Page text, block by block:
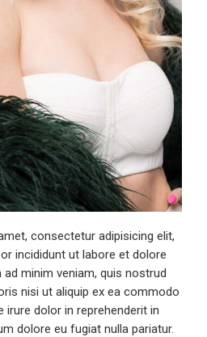
consectetur adipisicing elit,
incididunt ut labore et dolore
ad minim veniam, quis nostrud
nisi ut aliquip ex ea commodo
irure dolor in reprehenderit in
dolore eu fugiat nulla pariatur.